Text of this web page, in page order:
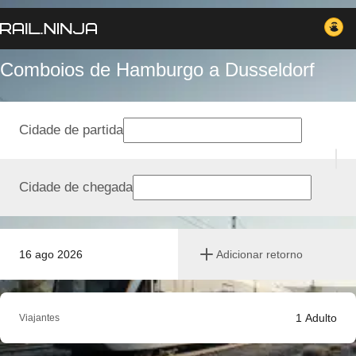
Comboios de Hamburgo a Dusseldorf
16 ago 2026 Adicionar retorno
Cidade de partida
Cidade de chegada
Viajantes 1 Adulto